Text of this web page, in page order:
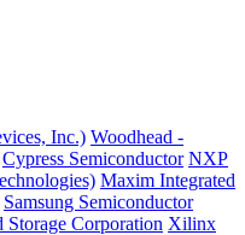
Inc.) Woodhead -
Cypress Semiconductor NXP
Maxim Integrated
Samsung Semiconductor
Storage Corporation Xilinx